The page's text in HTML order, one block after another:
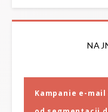
Kampanie e-